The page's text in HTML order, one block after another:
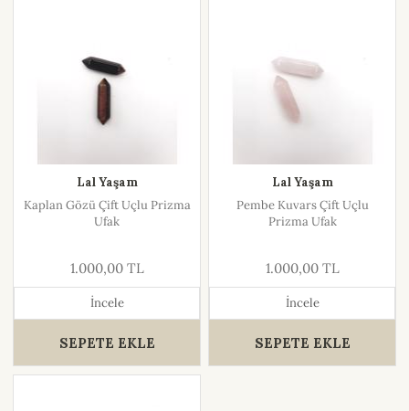
Lal Yaşam
Kaplan Gözü Çift Uçlu Prizma
Ufak
1.000,00 TL
İncele
SEPETE EKLE
Lal Yaşam
Pembe Kuvars Çift Uçlu
Prizma Ufak
1.000,00 TL
İncele
SEPETE EKLE